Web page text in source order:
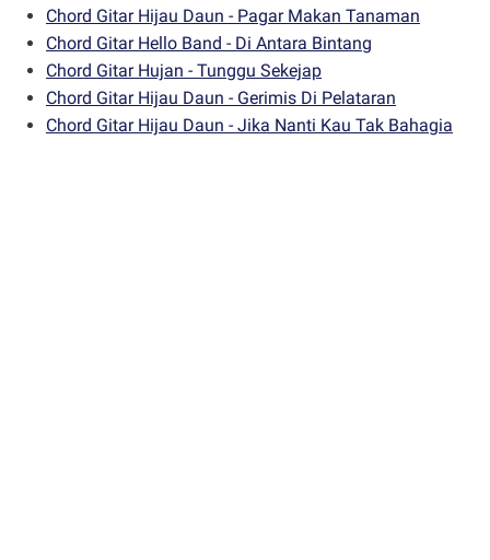
Chord Gitar Hijau Daun - Pagar Makan Tanaman
Chord Gitar Hello Band - Di Antara Bintang
Chord Gitar Hujan - Tunggu Sekejap
Chord Gitar Hijau Daun - Gerimis Di Pelataran
Chord Gitar Hijau Daun - Jika Nanti Kau Tak Bahagia